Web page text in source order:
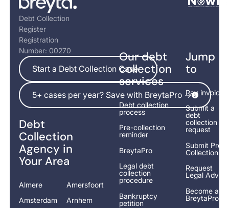
Debt Collection
Register
Registration
Number: 00270
Start a Debt Collection Case
Start a Debt Collection Case
5+ cases per year? Save with BreytaPro ->
5+ cases per year? Save with BreytaPro ->
Debt
Collection
Agency in
Your Area
Almere
Amersfoort
Amsterdam
Arnhem
Our debt
collection
services
Debt collection
process
Pre-collection
reminder
BreytaPro
Legal debt
collection
procedure
Bankruptcy
petition
Jump
to
Pay invoice
Submit a
debt
collection
request
Submit Pre-
Collection
Request
Legal Advice
Become a
BreytaPro